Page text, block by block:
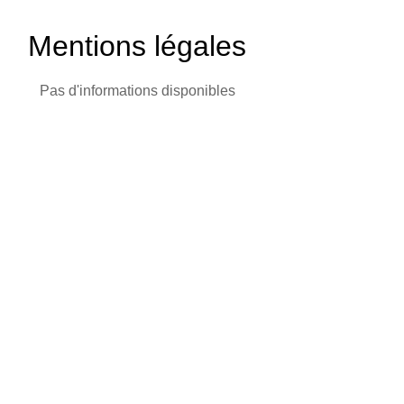
Mentions légales
Pas d'informations disponibles